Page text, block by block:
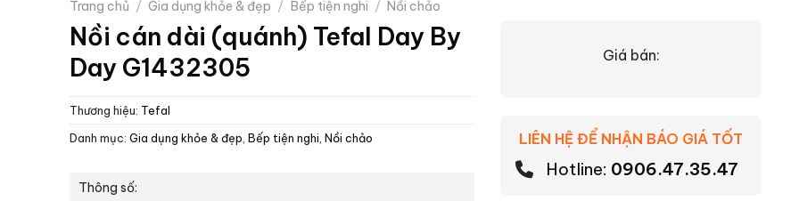
Trang chủ / Gia dụng khỏe & đẹp / Bếp tiện nghi / Nồi chảo
Nồi cán dài (quánh) Tefal Day By
Day G1432305
Thương hiệu: Tefal
Danh mục: Gia dụng khỏe & đẹp Bếp tiện nghi Nồi chảo
Thông số:
Giá bán:
LIÊN HỆ ĐỂ NHẬN BÁO GIÁ TỐT
Hotline: 0906.47.35.47